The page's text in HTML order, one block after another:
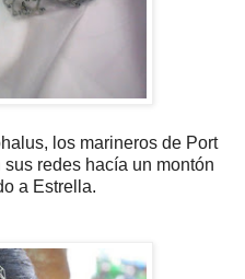
los marineros de Port
redes hacía un montón
a Estrella.